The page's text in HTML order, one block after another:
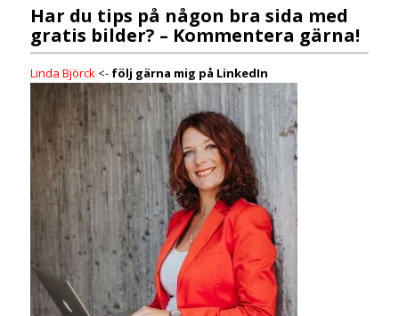
Har du tips på någon bra sida med
gratis bilder? – Kommentera gärna!
Linda Björck<- följ gärna mig på LinkedIn